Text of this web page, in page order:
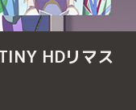
HDリマス